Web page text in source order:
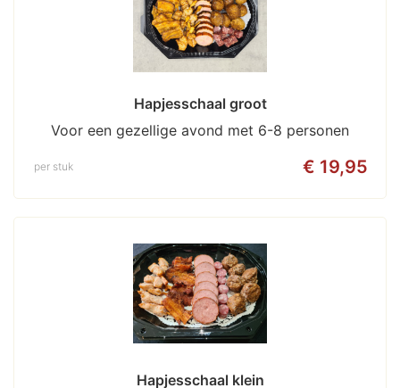
Hapjesschaal groot
Voor een gezellige avond met 6-8 personen
€ 19,95
per stuk
Hapjesschaal klein